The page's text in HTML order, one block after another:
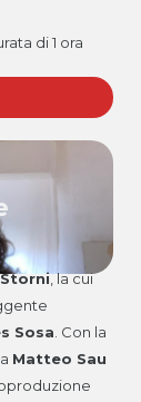
di 1 ora
, la cui
Sosa. Con la
Matteo Sau